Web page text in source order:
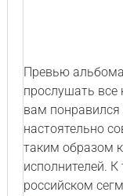
Превью
прослушать все
вам понравился
настоятельно
таким образом
исполнителей.
российском